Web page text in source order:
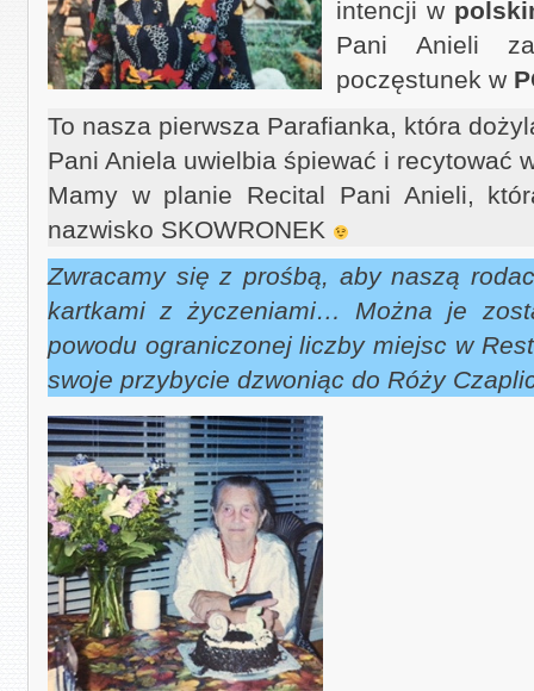
intencji w
Pani Anieli
poczęstunek w
To nasza pierwsza Parafianka, która
Pani Aniela uwielbia śpiewać i recytować
Mamy w planie Recital Pani Anieli,
nazwisko SKOWRONEK
Zwracamy się z prośbą, aby naszą
kartkami z życzeniami… Można je
powodu ograniczonej liczby miejsc w
swoje przybycie dzwoniąc do Róży